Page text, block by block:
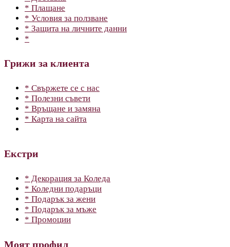
* Плащане
* Условия за ползване
* Защита на личните данни
*
Грижи за клиента
* Свържете се с нас
* Полезни съвети
* Връщане и замяна
* Карта на сайта
Екстри
* Декорация за Коледа
* Коледни подаръци
* Подарък за жени
* Подарък за мъже
* Промоции
Моят профил